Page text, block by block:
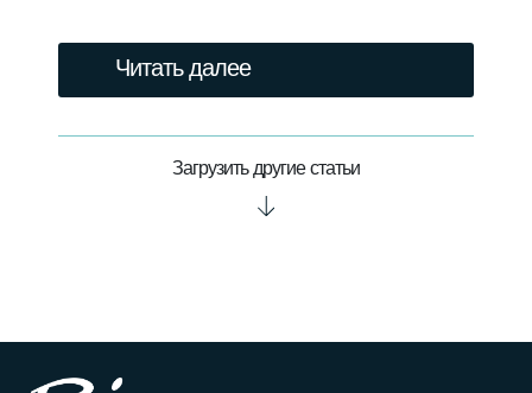
Читать далее
Загрузить другие статьи